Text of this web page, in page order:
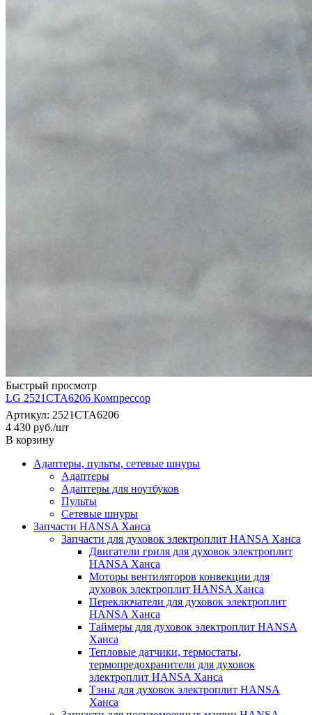
Быстрый просмотр
LG 2521CTA6206 Компрессор
Артикул: 2521CTA6206
4 430 руб./шт
В корзину
Адаптеры, пульты, сетевые шнуры
Адаптеры
Адаптеры для ноутбуков
Пульты
Сетевые шнуры
Запчасти HANSA Ханса
Запчасти для духовок электроплит HANSA Ханса
Двигатели гриля для духовок электроплит
HANSA Ханса
Моторы вентиляторов конвекции для
духовок электроплит HANSA Ханса
Переключатели для духовок электроплит
HANSA Ханса
Таймеры для духовок электроплит HANSA
Ханса
Тепловые датчики, термостаты,
термопредохранители для духовок
электроплит HANSA Ханса
Тэны для духовок электроплит HANSA
Ханса